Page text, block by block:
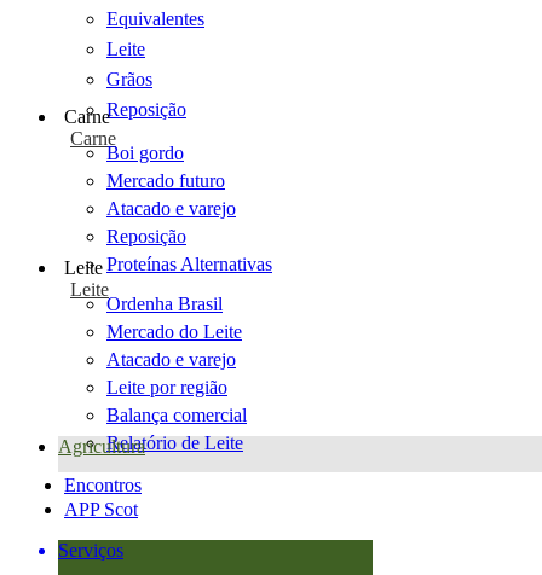
Equivalentes
Leite
Grãos
Reposição
Carne
Carne
Boi gordo
Mercado futuro
Atacado e varejo
Reposição
Proteínas Alternativas
Leite
Leite
Ordenha Brasil
Mercado do Leite
Atacado e varejo
Leite por região
Balança comercial
Relatório de Leite
Agricultura
Encontros
APP Scot
Serviços